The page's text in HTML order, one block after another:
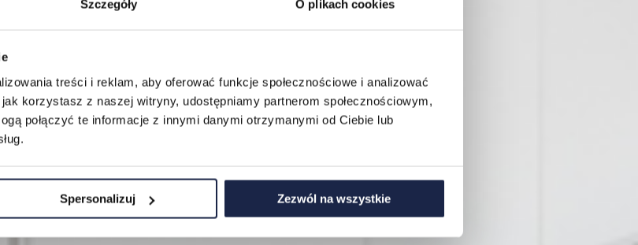
Szczegóły O plikach cookies
treści i reklam, aby oferować funkcje społecznościowe i analizować
korzystasz z naszej witryny, udostępniamy partnerom społecznościowym,
połączyć te informacje z innymi danymi otrzymanymi od Ciebie lub
Spersonalizuj Zezwól na wszystkie